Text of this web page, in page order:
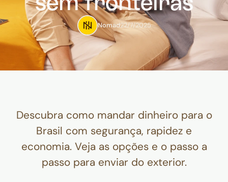
sem fronteiras
Nomad22/7/2025
Descubra como mandar dinheiro para o
Brasil com segurança, rapidez e
economia. Veja as opções e o passo a
passo para enviar do exterior.